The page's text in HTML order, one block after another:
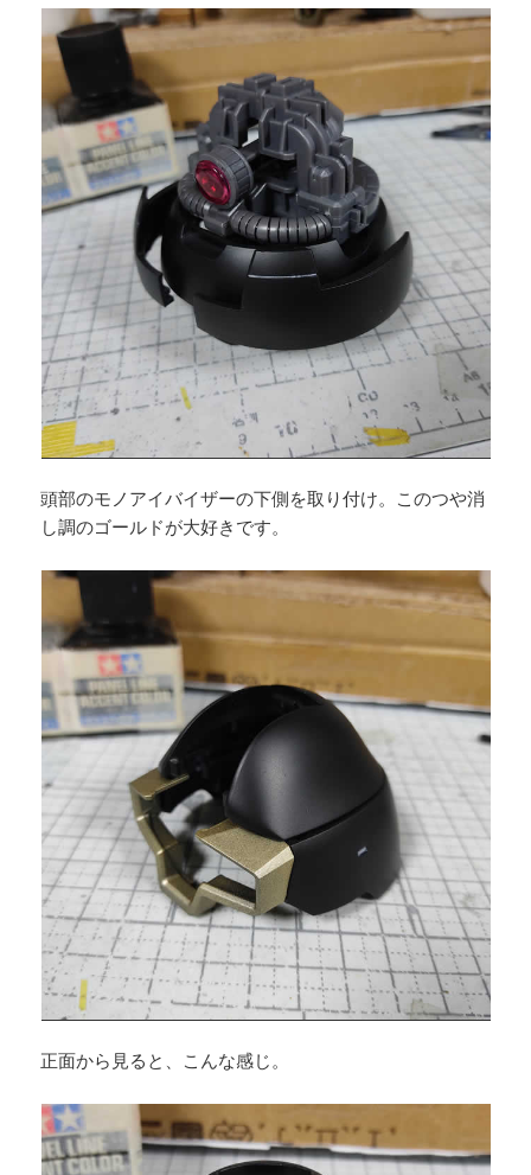
頭部のモノアイバイザーの下側を取り付け。このつや消
し調のゴールドが大好きです。
正面から見ると、こんな感じ。